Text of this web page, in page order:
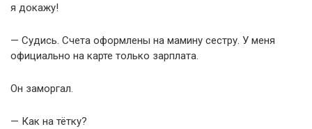
я докажу!
— Судись. Счета оформлены на мамину сестру. У меня
официально на карте только зарплата.
Он заморгал.
— Как на тётку?